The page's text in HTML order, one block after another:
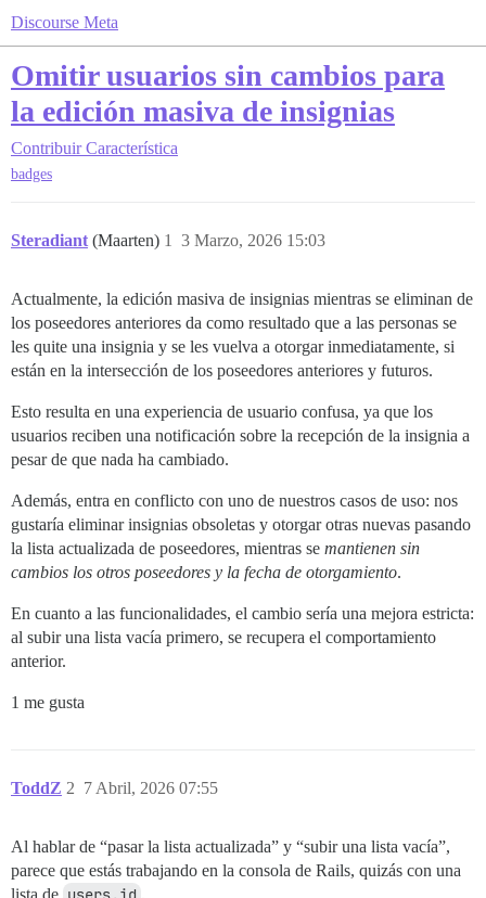
Discourse Meta
Omitir usuarios sin cambios para
la edición masiva de insignias
Contribuir Característica
badges
Steradiant (Maarten) 3 Marzo, 2026 15:03
1
Actualmente, la edición masiva de insignias mientras se eliminan de
los poseedores anteriores da como resultado que a las personas se
les quite una insignia y se les vuelva a otorgar inmediatamente, si
están en la intersección de los poseedores anteriores y futuros.
Esto resulta en una experiencia de usuario confusa, ya que los
usuarios reciben una notificación sobre la recepción de la insignia a
pesar de que nada ha cambiado.
Además, entra en conflicto con uno de nuestros casos de uso: nos
gustaría eliminar insignias obsoletas y otorgar otras nuevas pasando
la lista actualizada de poseedores, mientras se mantienen sin
cambios los otros poseedores y la fecha de otorgamiento.
En cuanto a las funcionalidades, el cambio sería una mejora estricta:
al subir una lista vacía primero, se recupera el comportamiento
anterior.
1 me gusta
ToddZ 7 Abril, 2026 07:55
2
Al hablar de “pasar la lista actualizada” y “subir una lista vacía”,
parece que estás trabajando en la consola de Rails, quizás con una